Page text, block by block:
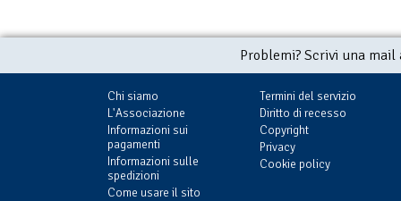
Problemi? Scrivi una
Chi siamo
L'Associazione
Informazioni sui
pagamenti
Informazioni sulle
spedizioni
Come usare il sito
Termini del servizio
Diritto di recesso
Copyright
Privacy
Cookie policy